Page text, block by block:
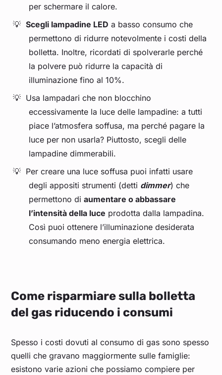
per schermare il calore.
Scegli lampadine LED a basso consumo che
permettono di ridurre notevolmente i costi della
bolletta. Inoltre, ricordati di spolverarle perché
la polvere può ridurre la capacità di
illuminazione fino al 10%.
Usa lampadari che non blocchino
eccessivamente la luce delle lampadine: a tutti
piace l’atmosfera soffusa, ma perché pagare la
luce per non usarla? Piuttosto, scegli delle
lampadine dimmerabili.
Per creare una luce soffusa puoi infatti usare
degli appositi strumenti (detti dimmer) che
permettono diaumentare o abbassare
l’intensità della luce prodotta dalla lampadina.
Così puoi ottenere l’illuminazione desiderata
consumando meno energia elettrica.
Come risparmiare sulla bolletta
del gas riducendo i consumi
Spesso i costi dovuti al consumo di gas sono spesso
quelli che gravano maggiormente sulle famiglie:
esistono varie azioni che possiamo compiere per